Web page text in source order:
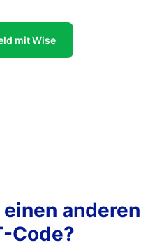
mit Wise
anderen
Code?